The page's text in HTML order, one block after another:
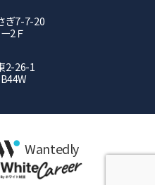
ぎ7-7-20
2Ｆ
2-26-1
Wantedly